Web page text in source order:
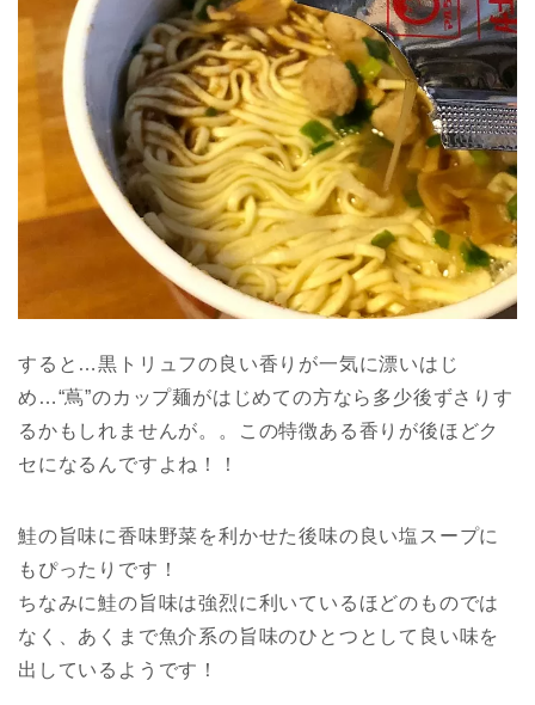
すると…黒トリュフの良い香りが一気に漂いはじ
め…“蔦”のカップ麺がはじめての方なら多少後ずさりす
るかもしれませんが。。この特徴ある香りが後ほどク
セになるんですよね！！
鮭の旨味に香味野菜を利かせた後味の良い塩スープに
もぴったりです！
ちなみに鮭の旨味は強烈に利いているほどのものでは
なく、あくまで魚介系の旨味のひとつとして良い味を
出しているようです！